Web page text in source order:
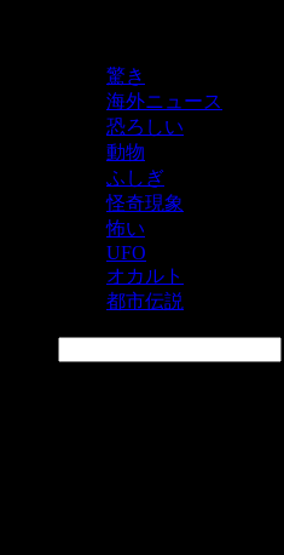
驚き
海外ニュース
恐ろしい
動物
ふしぎ
怪奇現象
怖い
UFO
オカルト
都市伝説